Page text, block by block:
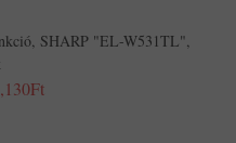
SHARP "EL-W531TL",